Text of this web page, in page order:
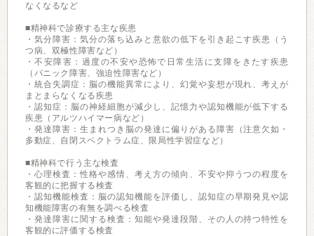
なくなるなど
■精神科で診療する主な疾患
・気分障害：気分の落ち込みと意欲の低下を引き起こす疾患（う
つ病、双極性障害など）
・不安障害：過度の不安や恐怖で日常生活に支障をきたす疾患
（パニック障害、強迫性障害など）
・統合失調症：脳の機能異常により、幻覚や妄想が現れ、考えが
まとまらなくなる疾患
・認知症：脳の神経細胞が減少し、記憶力や認知機能が低下する
疾患（アルツハイマー病など）
・発達障害：生まれつき脳の発達に偏りがある障害（注意欠如・
多動症、自閉スペクトラム症、限局性学習症など）
■精神科で行う主な検査
・心理検査：性格や感情、考え方の傾向、不安や抑うつの程度を
客観的に把握する検査
・認知機能検査：脳の認知機能を評価し、認知症の早期発見や認
知機能障害の有無を調べる検査
・発達障害に関する検査：知能や発達段階、その人の持つ特性を
客観的に評価する検査